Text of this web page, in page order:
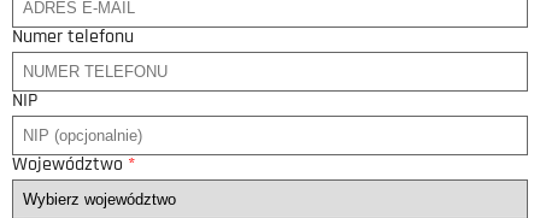
Numer telefonu
NIP
Województwo *